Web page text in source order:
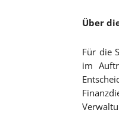
Über
Für die
im